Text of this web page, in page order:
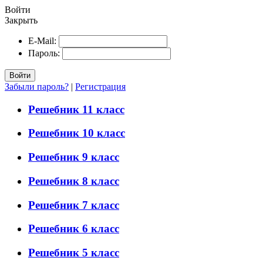
Войти
Закрыть
E-Mail:
Пароль:
Войти
Забыли пароль? | Регистрация
Решебник 11 класс
Решебник 10 класс
Решебник 9 класс
Решебник 8 класс
Решебник 7 класс
Решебник 6 класс
Решебник 5 класс